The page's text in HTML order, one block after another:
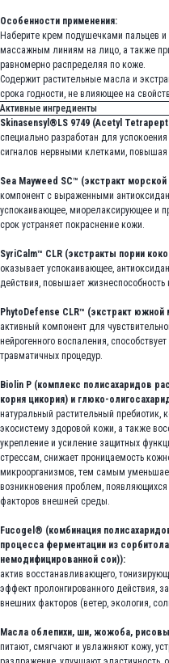
Особенности применения:
Наберите крем подушечками пальцев
массажным линиям на лицо, а также
равномерно распределяя по коже.
Содержит растительные масла и
срока годности, не влияющее на
Активные ингредиенты
Skinasensyl®LS 9749 (Acetyl
специально разработан для
сигналов нервными клетками, повышая
Sea Mayweed SC™ (экстракт
компонент с выраженными
успокаивающее, миорелаксирующее и
срок устраняет покраснение кожи.
SyriCalm™ CLR (экстракты пории
оказывает успокаивающее,
действия, повышает
PhytoDefense CLR™ (экстракт южной
активный компонент для
нейрогенного воспаления,
травматичных процедур.
Biolin P (комплекс полисахаридов
корня цикория) и глюко-
натуральный растительный пребиотик,
экосистему здоровой кожи, а также
укрепление и усиление защитных
стрессам, снижает проницаемость
микроорганизмов, тем самым
возникновения проблем, появляющихся
факторов внешней среды.
Fucogel® (комбинация
процесса ферментации из сорбитола
немодифицированной сои)):
актив восстанавливающего,
эффект пролонгированного действия,
внешних факторов (ветер, экология,
Масла облепихи, ши, жожоба,
питают, смягчают и увлажняют кожу,